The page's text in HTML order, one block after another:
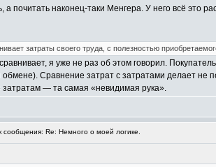
почитать наконец-таки Менгера. У него всё это
затраты своего труда, с полезностью
я уже не раз об этом говорил.
Сравнение затрат с затратами делает
— та самая «невидимая рука».
сообщения: Re: Немного о моей логике.